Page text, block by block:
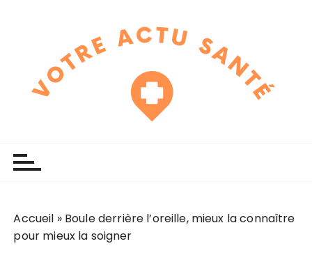
Accueil » Boule derrière l’oreille, mieux la connaître
pour mieux la soigner